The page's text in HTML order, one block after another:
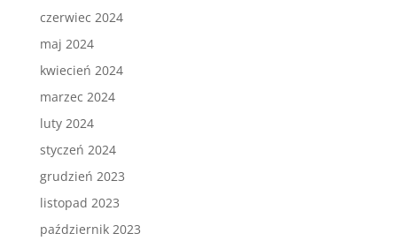
czerwiec 2024
maj 2024
kwiecień 2024
marzec 2024
luty 2024
styczeń 2024
grudzień 2023
listopad 2023
październik 2023